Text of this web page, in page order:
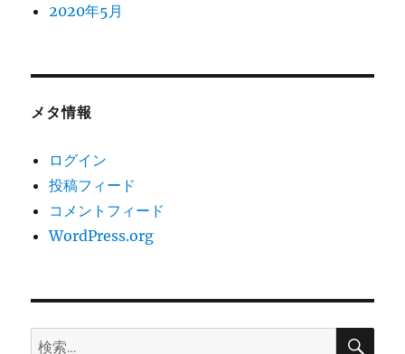
2020年5月
メタ情報
ログイン
投稿フィード
コメントフィード
WordPress.org
検
検